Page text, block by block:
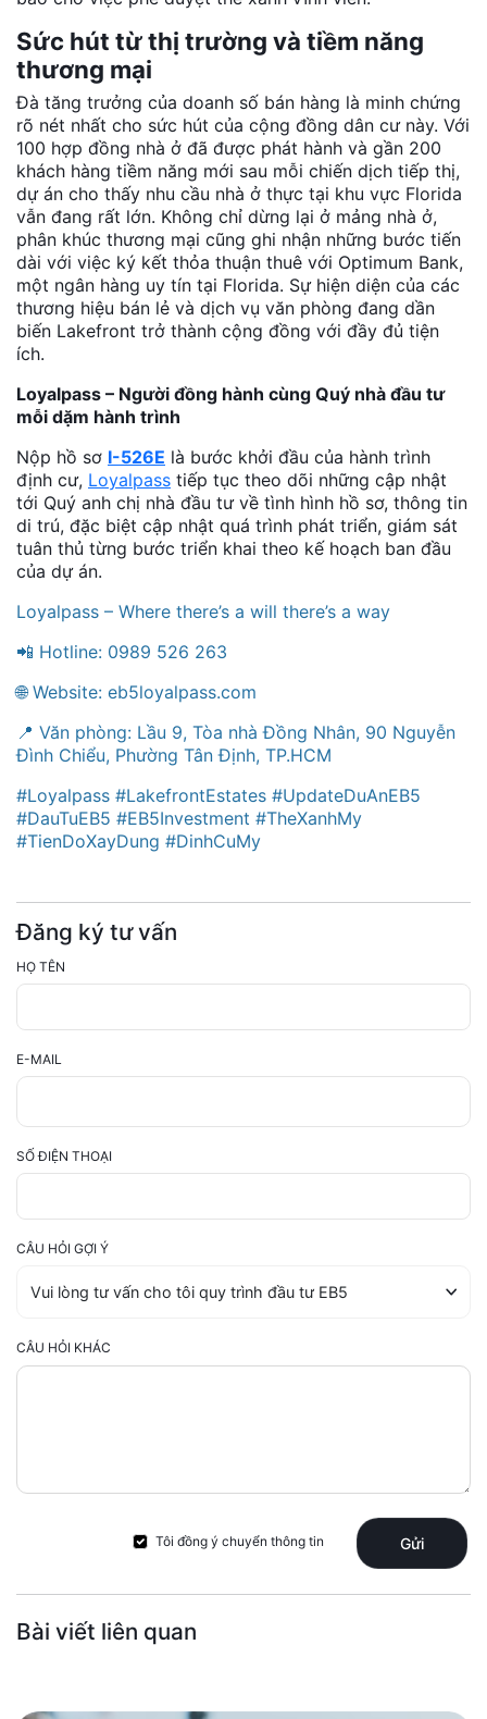
Sức hút từ thị trường và tiềm năng
thương mại
Đà tăng trưởng của doanh số bán hàng là minh chứng
rõ nét nhất cho sức hút của cộng đồng dân cư này. Với
100 hợp đồng nhà ở đã được phát hành và gần 200
khách hàng tiềm năng mới sau mỗi chiến dịch tiếp thị,
dự án cho thấy nhu cầu nhà ở thực tại khu vực Florida
vẫn đang rất lớn. Không chỉ dừng lại ở mảng nhà ở,
phân khúc thương mại cũng ghi nhận những bước tiến
dài với việc ký kết thỏa thuận thuê với Optimum Bank,
một ngân hàng uy tín tại Florida. Sự hiện diện của các
thương hiệu bán lẻ và dịch vụ văn phòng đang dần
biến Lakefront trở thành cộng đồng với đầy đủ tiện
ích.
Loyalpass – Người đồng hành cùng Quý nhà đầu tư
mỗi dặm hành trình
Nộp hồ sơ I-526E là bước khởi đầu của hành trình
định cư, Loyalpass tiếp tục theo dõi những cập nhật
tới Quý anh chị nhà đầu tư về tình hình hồ sơ, thông tin
di trú, đặc biệt cập nhật quá trình phát triển, giám sát
tuân thủ từng bước triển khai theo kế hoạch ban đầu
của dự án.
Loyalpass – Where there’s a will there’s a way
📲 Hotline: 0989 526 263
🌐 Website: eb5loyalpass.com
📍 Văn phòng: Lầu 9, Tòa nhà Đồng Nhân, 90 Nguyễn
Đình Chiểu, Phường Tân Định, TP.HCM
#Loyalpass #LakefrontEstates #UpdateDuAnEB5
#DauTuEB5 #EB5Investment #TheXanhMy
#TienDoXayDung #DinhCuMy
Đăng ký tư vấn
HỌ TÊN
E-MAIL
SỐ ĐIỆN THOẠI
CÂU HỎI GỢI Ý
CÂU HỎI KHÁC
Tôi đồng ý chuyển thông tin Gửi
Bài viết liên quan